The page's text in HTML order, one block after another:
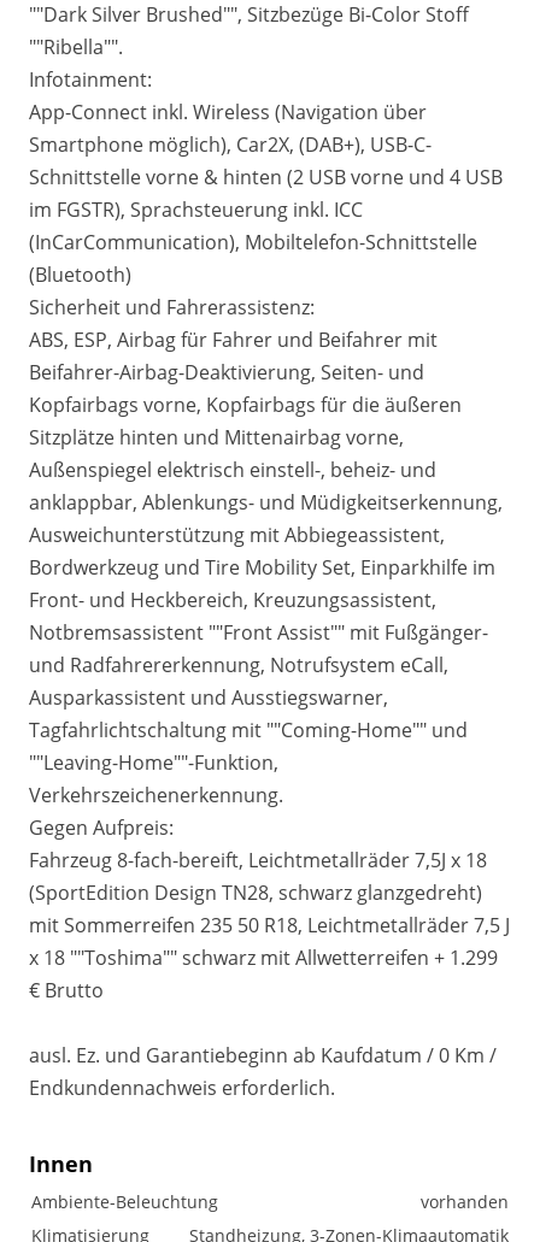
""Dark Silver Brushed"", Sitzbezüge Bi-Color Stoff
""Ribella"".
Infotainment:
App-Connect inkl. Wireless (Navigation über
Smartphone möglich), Car2X, (DAB+), USB-C-
Schnittstelle vorne & hinten (2 USB vorne und 4 USB
im FGSTR), Sprachsteuerung inkl. ICC
(InCarCommunication), Mobiltelefon-Schnittstelle
(Bluetooth)
Sicherheit und Fahrerassistenz:
ABS, ESP, Airbag für Fahrer und Beifahrer mit
Beifahrer-Airbag-Deaktivierung, Seiten- und
Kopfairbags vorne, Kopfairbags für die äußeren
Sitzplätze hinten und Mittenairbag vorne,
Außenspiegel elektrisch einstell-, beheiz- und
anklappbar, Ablenkungs- und Müdigkeitserkennung,
Ausweichunterstützung mit Abbiegeassistent,
Bordwerkzeug und Tire Mobility Set, Einparkhilfe im
Front- und Heckbereich, Kreuzungsassistent,
Notbremsassistent ""Front Assist"" mit Fußgänger-
und Radfahrererkennung, Notrufsystem eCall,
Ausparkassistent und Ausstiegswarner,
Tagfahrlichtschaltung mit ""Coming-Home"" und
""Leaving-Home""-Funktion,
Verkehrszeichenerkennung.
Gegen Aufpreis:
Fahrzeug 8-fach-bereift, Leichtmetallräder 7,5J x 18
(SportEdition Design TN28, schwarz glanzgedreht)
mit Sommerreifen 235 50 R18, Leichtmetallräder 7,5 J
x 18 ""Toshima"" schwarz mit Allwetterreifen + 1.299
€ Brutto
ausl. Ez. und Garantiebeginn ab Kaufdatum / 0 Km /
Endkundennachweis erforderlich.
Innen
Ambiente-Beleuchtung
vorhanden
Klimatisierung
Standheizung, 3-Zonen-Klimaautomatik